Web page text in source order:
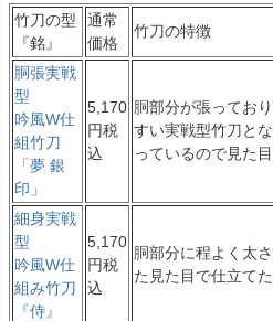
竹刀の型
『銘』
通常
価格
竹刀の特徴
胴張実戦
型
吟風W仕
組竹刀
「夢 銀
印」
5,170
円税
込
胴部分が張ってお
すい実戦型竹刀と
っているので見た
細身実戦
型
吟風W仕
組み竹刀
『侍』
5,170
円税
込
胴部分に程よく太
た見た目で仕立て